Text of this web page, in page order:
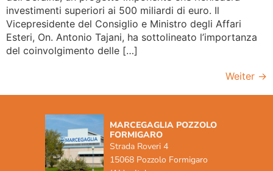
investimenti superiori ai 500 miliardi di euro. Il
Vicepresidente del Consiglio e Ministro degli Affari
Esteri, On. Antonio Tajani, ha sottolineato l’importanza
del coinvolgimento delle […]
Weiter →
MARCEGAGLIA POZZOLO
FORMIGARO
Strada Roveri 4
15068 Pozzolo Formigaro